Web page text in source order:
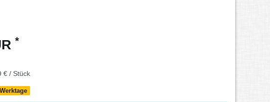
*
€ / Stück